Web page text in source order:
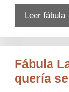
Leer fábula
Fábula
quería